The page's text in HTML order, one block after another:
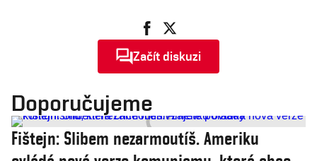
Začít diskuzi
Doporučujeme
Fištejn: Slibem nezarmoutíš. Ameriku